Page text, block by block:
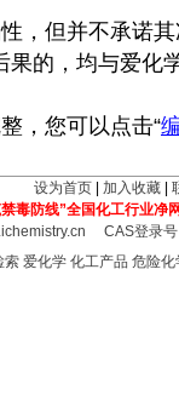
，但并不承诺
的，均与爱化
，您可以点击“
设为首页 加入收藏
禁毒防线”全国化工行业净
CAS登录
索 爱化学 化工产品 危险化